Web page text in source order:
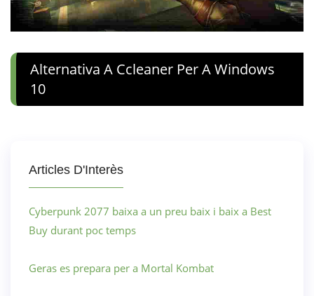
Alternativa A Ccleaner Per A Windows
10
Articles D'Interès
Cyberpunk 2077 baixa a un preu baix i baix a Best
Buy durant poc temps
Geras es prepara per a Mortal Kombat